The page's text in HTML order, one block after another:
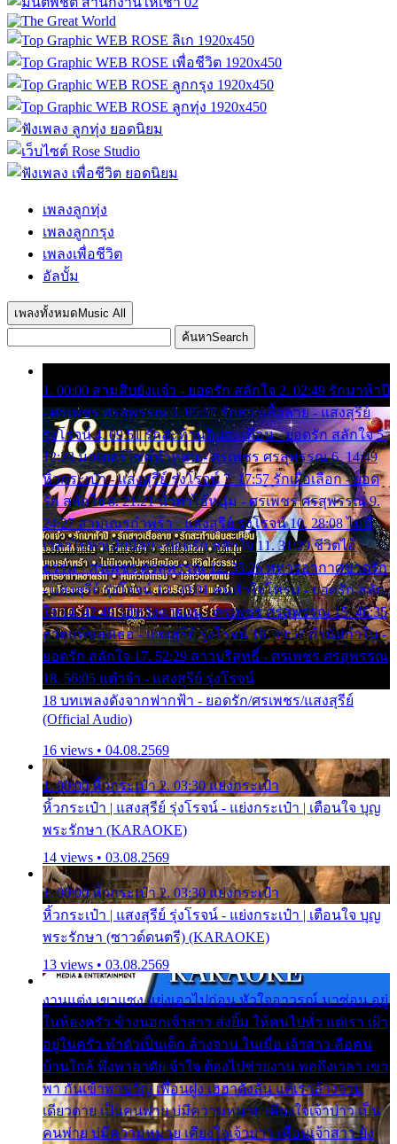
เพลงลูกทุ่ง
เพลงลูกกรุง
เพลงเพื่อชีวิต
อัลบั้ม
เพลงทั้งหมด Music All
ค้นหาSearch
1. 00:00 สามสิบยังแจ๋ว - ยอดรัก สลักใจ 2. 02:49 รักมาห้าปี
- ศรเพชร ศรสุพรรณ 3. 05:57 รักสาวเสื้อลาย - แสงสุรีย์
รุ่งโรจน์ 4. 09:51 รักสะท้านดินสะเทือน - ยอดรัก สลักใจ 5.
12:23 มอเตอร์ไซค์ทำหล่น - ศรเพชร ศรสุพรรณ 6. 14:49
หิ้วกระเป๋า - แสงสุรีย์ รุ่งโรจน์ 7. 17:57 รักเผื่อเลือก - ยอด
รัก สลักใจ 8. 21:21 น้ำตาไอ้หนุ่ม - ศรเพชร ศรสุพรรณ 9.
24:27 สามเณรกำพร้า - แสงสุรีย์ รุ่งโรจน์ 10. 28:08 ไม่มี
เวลาไปหาเมียน้อย - ยอดรัก สลักใจ 11. 31:29 ชีวิตไอ้
ธรรม - ศรเพชร ศรสุพรรณ 12. 35:26 ทหารอากาศขาดรัก
- แสงสุรีย์ รุ่งโรจน์ 13. 39:01 คนหัวใจโทรม - ยอดรัก สลัก
ใจ 14. 42:49 ไอ้หวังตายแน่ - ศรเพชร ศรสุพรรณ 15. 46:35
ธาตุแท้ของเธอ - แสงสุรีย์ รุ่งโรจน์ 16. 49:57 กำนันกำใน -
ยอดรัก สลักใจ 17. 52:29 สาวบริสุทธิ์ - ศรเพชร ศรสุพรรณ
18. 56:05 แต๋วจ๋า - แสงสุรีย์ รุ่งโรจน์
18 บทเพลงดังจากฟากฟ้า - ยอดรัก/ศรเพชร/แสงสุรีย์
(Official Audio)
16 views • 04.08.2569
1. 00:00 หิ้วกระเป๋า 2. 03:30 แย่งกระเป๋า
หิ้วกระเป๋า | แสงสุรีย์ รุ่งโรจน์ - แย่งกระเป๋า | เตือนใจ บุญ
พระรักษา (KARAOKE)
14 views • 03.08.2569
1. 00:00 หิ้วกระเป๋า 2. 03:30 แย่งกระเป๋า
หิ้วกระเป๋า | แสงสุรีย์ รุ่งโรจน์ - แย่งกระเป๋า | เตือนใจ บุญ
พระรักษา (ซาวด์ดนตรี) (KARAOKE)
13 views • 03.08.2569
งานแต่ง เขาแซง แย่งเอาไปก่อน หัวใจอาวรณ์ มาซ่อน อยู่
ในห้องครัว ข้างนอกเจ้าสาว ส่งยิ้ม ให้คนไปทั่ว แต่เรา เฝ้า
อยู่ในครัว ทำตัวเป็นเด็ก ล้างจาน ในเมื่อ เจ้าสาว คือคน
บ้านใกล้ พึ่งพาอาศัย จำใจ ต้องไปช่วยงาน พอถึงเวลา เขา
พา กันเข้าพาขวัญ เพื่อนฝูง เฮฮาดังลั่น แต่เราล้างจาน
เดียวดาย เป็นคนพ่าย บ่มีความหมาย เคียงใจเจ้าบ่าว เป็น
คนพ่าย บ่มีความหมาย เคียงใจเจ้าบ่าว เพื่อนเจ้าสาว ยัง